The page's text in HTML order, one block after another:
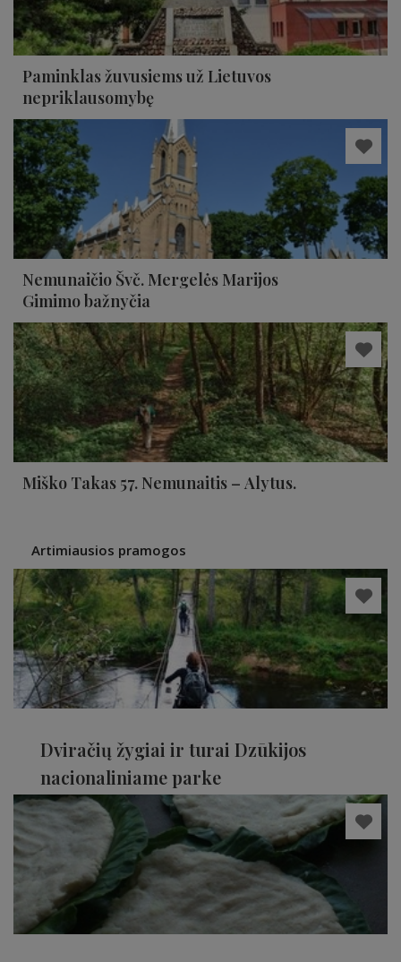
Paminklas žuvusiems už Lietuvos
nepriklausomybę
Nemunaičio Švč. Mergelės Marijos
Gimimo bažnyčia
Miško Takas 57. Nemunaitis – Alytus.
Artimiausios pramogos
Dviračių žygiai ir turai Dzūkijos
nacionaliniame parke
Varėnos rajonas